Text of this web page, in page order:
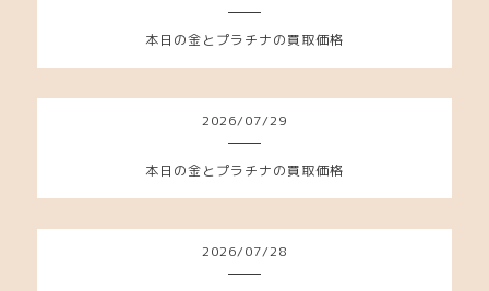
本日の金とプラチナの買取価格
2026/07/29
本日の金とプラチナの買取価格
2026/07/28